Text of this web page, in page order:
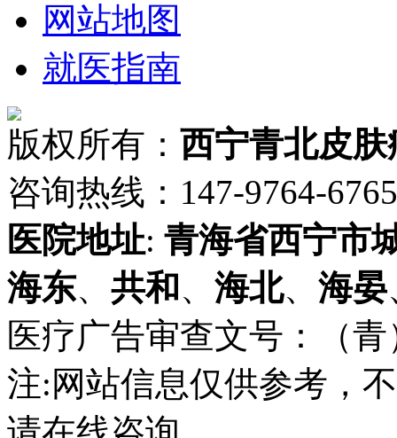
网站地图
就医指南
版权所有： 西宁青北皮肤
咨询热线：147-9764-
医院地址: 青海省西宁市
海东、 共和 、 海北、 海晏
医疗广告审查文号：（
注:网站信息仅供参考，